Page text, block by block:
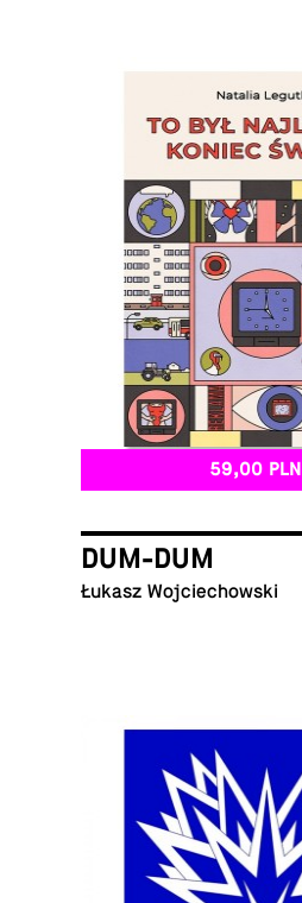
59,00 PLN
DUM-DUM
Łukasz Wojciechowski